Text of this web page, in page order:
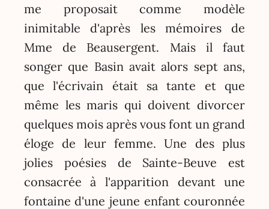
me proposait comme modèle
inimitable d'après les mémoires de
Mme de Beausergent. Mais il faut
songer que Basin avait alors sept ans,
que l'écrivain était sa tante et que
même les maris qui doivent divorcer
quelques mois après vous font un grand
éloge de leur femme. Une des plus
jolies poésies de Sainte-Beuve est
consacrée à l'apparition devant une
fontaine d'une jeune enfant couronnée